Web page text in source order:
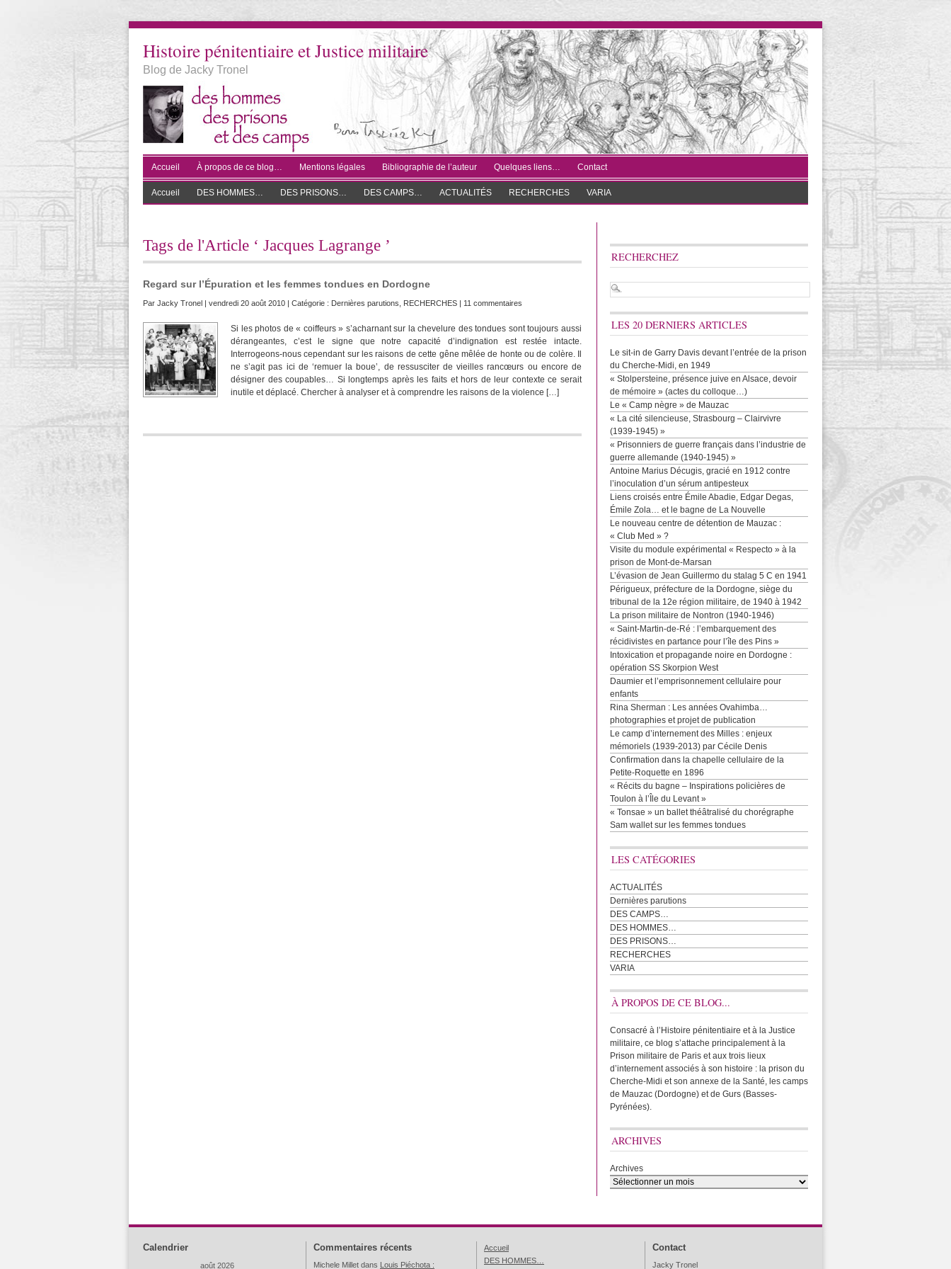
Histoire pénitentiaire et Justice militaire
Blog de Jacky Tronel
Accueil À propos de ce blog… Mentions légales Bibliographie de l’auteur Quelques liens… Contact
Accueil DES HOMMES… DES PRISONS… DES CAMPS… ACTUALITÉS RECHERCHES VARIA
Tags de l'Article ‘ Jacques Lagrange ’
Regard sur l’Épuration et les femmes tondues en Dordogne
Par Jacky Tronel | vendredi 20 août 2010 | Catégorie : Dernières parutions RECHERCHES | 11 commentaires
Si les photos de « coiffeurs » s’acharnant sur la chevelure des tondues sont toujours aussi
dérangeantes, c’est le signe que notre capacité d’indignation est restée intacte.
Interrogeons-nous cependant sur les raisons de cette gêne mêlée de honte ou de colère. Il
ne s’agit pas ici de ‘remuer la boue’, de ressusciter de vieilles rancœurs ou encore de
désigner des coupables… Si longtemps après les faits et hors de leur contexte ce serait
inutile et déplacé. Chercher à analyser et à comprendre les raisons de la violence […]
RECHERCHEZ
LES 20 DERNIERS ARTICLES
Le sit-in de Garry Davis devant l’entrée de la prison
du Cherche-Midi, en 1949
« Stolpersteine, présence juive en Alsace, devoir
de mémoire » (actes du colloque…)
Le « Camp nègre » de Mauzac
« La cité silencieuse, Strasbourg – Clairvivre
(1939-1945) »
« Prisonniers de guerre français dans l’industrie de
guerre allemande (1940-1945) »
Antoine Marius Décugis, gracié en 1912 contre
l’inoculation d’un sérum antipesteux
Liens croisés entre Émile Abadie, Edgar Degas,
Émile Zola… et le bagne de La Nouvelle
Le nouveau centre de détention de Mauzac :
« Club Med » ?
Visite du module expérimental « Respecto » à la
prison de Mont-de-Marsan
L’évasion de Jean Guillermo du stalag 5 C en 1941
Périgueux, préfecture de la Dordogne, siège du
tribunal de la 12e région militaire, de 1940 à 1942
La prison militaire de Nontron (1940-1946)
« Saint-Martin-de-Ré : l’embarquement des
récidivistes en partance pour l’île des Pins »
Intoxication et propagande noire en Dordogne :
opération SS Skorpion West
Daumier et l’emprisonnement cellulaire pour
enfants
Rina Sherman : Les années Ovahimba…
photographies et projet de publication
Le camp d’internement des Milles : enjeux
mémoriels (1939-2013) par Cécile Denis
Confirmation dans la chapelle cellulaire de la
Petite-Roquette en 1896
« Récits du bagne – Inspirations policières de
Toulon à l’Île du Levant »
« Tonsae » un ballet théâtralisé du chorégraphe
Sam wallet sur les femmes tondues
LES CATÉGORIES
ACTUALITÉS
Dernières parutions
DES CAMPS…
DES HOMMES…
DES PRISONS…
RECHERCHES
VARIA
À PROPOS DE CE BLOG...
Consacré à l’Histoire pénitentiaire et à la Justice
militaire, ce blog s’attache principalement à la
Prison militaire de Paris et aux trois lieux
d’internement associés à son histoire : la prison du
Cherche-Midi et son annexe de la Santé, les camps
de Mauzac (Dordogne) et de Gurs (Basses-
Pyrénées).
ARCHIVES
Archives
Calendrier
août 2026
Commentaires récents
Michele Millet dans Louis Piéchota :
Accueil
DES HOMMES…
Contact
Jacky Tronel